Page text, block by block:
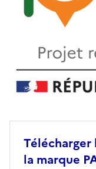
Télécharger
la marque